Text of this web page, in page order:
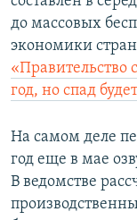
до массовых
экономики
«Правительство
год, но спад
На самом деле
год еще в мае
В ведомстве